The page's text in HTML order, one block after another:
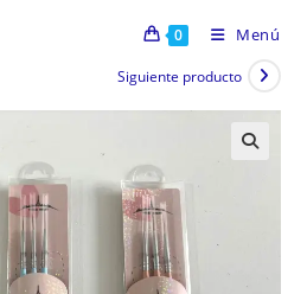
0 Menú
Siguiente producto